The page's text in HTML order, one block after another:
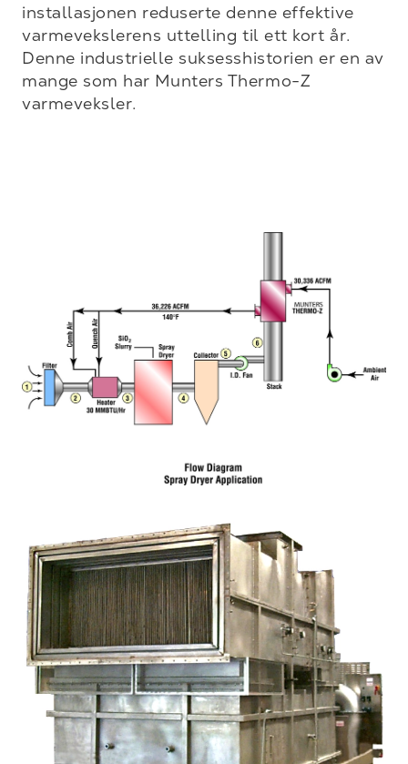
installasjonen reduserte denne effektive
varmevekslerens uttelling til ett kort år.
Denne industrielle suksesshistorien er en av
mange som har Munters Thermo-Z
varmeveksler.